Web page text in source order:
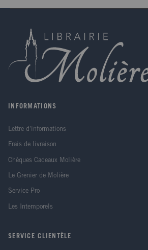
INFORMATIONS
Lettre d'informations
Frais de livraison
Chèques Cadeaux Molière
Le Grenier de Molière
Service Pro
Les Intemporels
SERVICE CLIENTÈLE